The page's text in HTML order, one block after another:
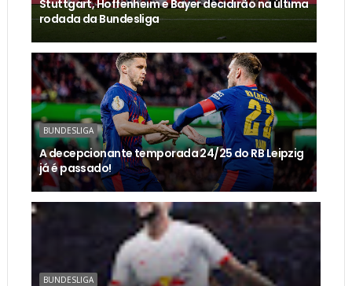
Stuttgart, Hoffenheim e Bayer decidirão na última
rodada da Bundesliga
BUNDESLIGA
A decepcionante temporada 24/25 do RB Leipzig
já é passado!
BUNDESLIGA